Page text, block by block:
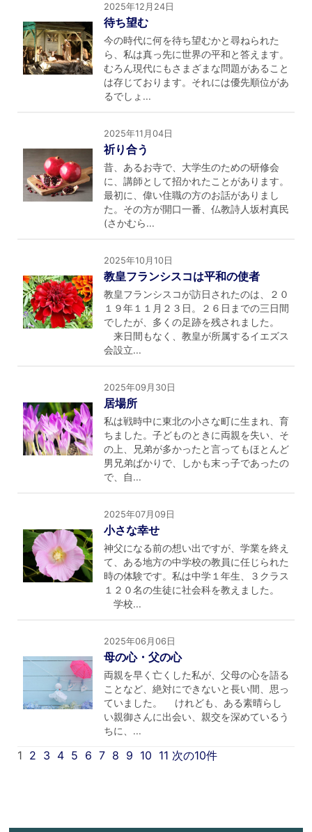
2025年12月24日
待ち望む
今の時代に何を待ち望むかと尋ねられた
ら、私は真っ先に世界の平和と答えます。
むろん現代にもさまざまな問題があること
は存じております。それには優先順位があ
るでしょ...
2025年11月04日
祈り合う
昔、あるお寺で、大学生のための研修会
に、講師として招かれたことがあります。
最初に、偉い住職の方のお話がありまし
た。その方が開口一番、仏教詩人坂村真民
(さかむら...
2025年10月10日
教皇フランシスコは平和の使者
教皇フランシスコが訪日されたのは、２０
１９年１１月２３日。２６日までの三日間
でしたが、多くの足跡を残されました。
来日間もなく、教皇が所属するイエズス
会設立...
2025年09月30日
居場所
私は戦時中に東北の小さな町に生まれ、育
ちました。子どものときに両親を失い、そ
の上、兄弟が多かったと言ってもほとんど
男兄弟ばかりで、しかも末っ子であったの
で、自...
2025年07月09日
小さな幸せ
神父になる前の想い出ですが、学業を終え
て、ある地方の中学校の教員に任じられた
時の体験です。私は中学１年生、３クラス
１２０名の生徒に社会科を教えました。
学校...
2025年06月06日
母の心・父の心
両親を早く亡くした私が、父母の心を語る
ことなど、絶対にできないと長い間、思っ
ていました。 けれども、ある素晴らし
い親御さんに出会い、親交を深めているう
ちに、...
1 2 3 4 5 6 7 8 9 10 11 次の10件